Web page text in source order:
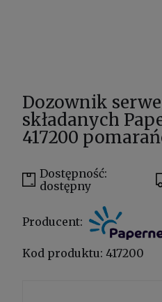
Dozownik
składanych
417200
Dostępność:
dostępny
Producent:
Kod produktu: 417200